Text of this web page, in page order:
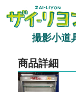
撮影小道
商品詳細